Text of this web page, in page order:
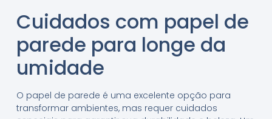
Cuidados com papel de
parede para longe da
umidade
O papel de parede é uma excelente opção para
transformar ambientes, mas requer cuidados